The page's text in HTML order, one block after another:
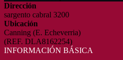
Dirección
sargento cabral 3200
Ubicación
Canning (E. Echeverria)
(REF. DLA8162254)
INFORMACIÓN BÁSICA